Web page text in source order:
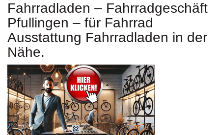
Fahrradladen – Fahrradgeschäft
Pfullingen – für Fahrrad
Ausstattung Fahrradladen in der
Nähe.